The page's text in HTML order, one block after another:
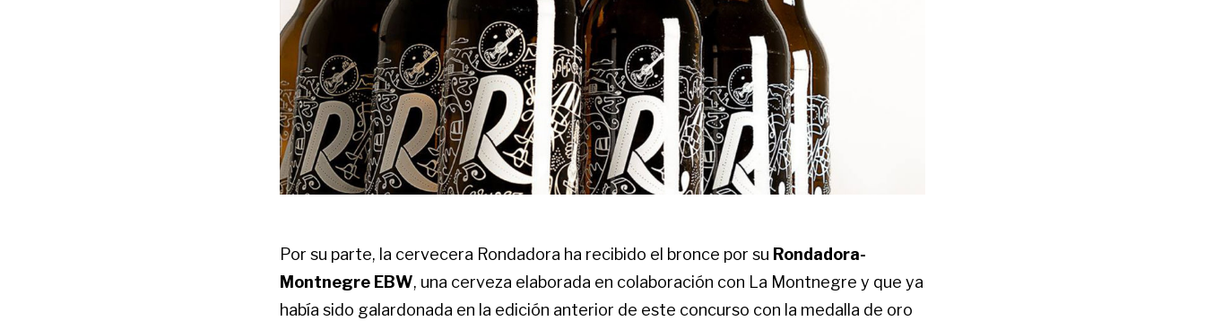
Por su parte, la cervecera Rondadora ha recibido el bronce por su Rondadora-
Montnegre EBW, una cerveza elaborada en colaboración con La Montnegre y que ya
había sido galardonada en la edición anterior de este concurso con la medalla de oro